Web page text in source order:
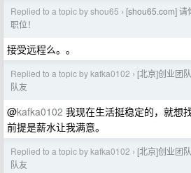
Replied to a topic by shou65 › [shou65.com] 请
职位！
接受远程么。。
Replied to a topic by kafka0102 › [北京]创业团
队友
@kafka0102 我现在生活挺稳定的，就想
前提是薪水让我满意。
Replied to a topic by kafka0102 › [北京]创业团
队友